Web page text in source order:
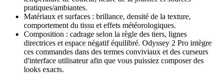
pratiques/ambiantes.
Matériaux et surfaces : brillance, densité de la texture,
comportement du tissu et effets météorologiques.
Composition : cadrage selon la règle des tiers, lignes
directrices et espace négatif équilibré. Odyssey 2 Pro intègre
ces commandes dans des termes conviviaux et des curseurs
d'interface utilisateur afin que vous puissiez composer des
looks exacts.